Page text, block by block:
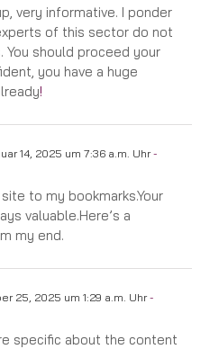
very informative. I ponder
of this sector do not
You should proceed your
you have a huge
!
14, 2025 um 7:36 a.m. Uhr-
to my bookmarks.Your
valuable.Here’s a
my end.
25, 2025 um 1:29 a.m. Uhr-
specific about the content